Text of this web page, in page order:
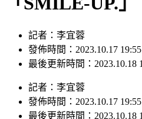
發佈時間：2023.10.17 19:55
最後更新時間：2023.10.18
發佈時間：2023.10.17 19:55
最後更新時間：2023.10.18